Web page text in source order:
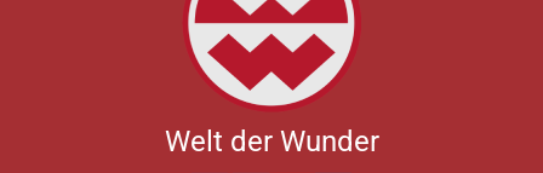
Welt der Wunder